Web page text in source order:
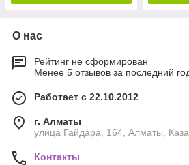
О нас
Рейтинг не сформирован
Менее 5 отзывов за последний
Работает с 22.10.2012
г. Алматы
улица Гайдара, 164, Алматы,
Контакты